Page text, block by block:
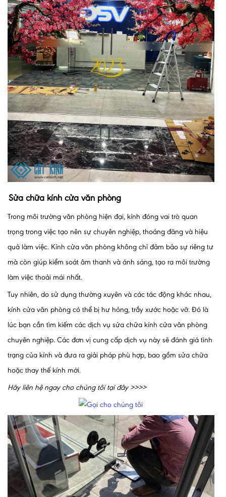
Sửa chữa kính cửa văn phòng
Trong môi trường văn phòng hiện đại, kính đóng vai trò quan
trọng trong việc tạo nên sự chuyên nghiệp, thoáng đãng và hiệu
quả làm việc. Kính cửa văn phòng không chỉ đảm bảo sự riêng tư
mà còn giúp kiểm soát âm thanh và ánh sáng, tạo ra môi trường
làm việc thoải mái nhất.
Tuy nhiên, do sử dụng thường xuyên và các tác động khác nhau,
kính cửa văn phòng có thể bị hư hỏng, trầy xước hoặc vỡ. Đó là
lúc bạn cần tìm kiếm các dịch vụ sửa chữa kính cửa văn phòng
chuyên nghiệp. Các đơn vị cung cấp dịch vụ này sẽ đánh giá tình
trạng của kính và đưa ra giải pháp phù hợp, bao gồm sửa chữa
hoặc thay thế kính mới.
Hãy liên hệ ngay cho chúng tôi tại đây >>>>